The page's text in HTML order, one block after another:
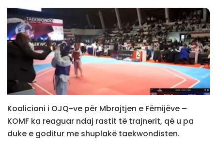
Koalicioni i OJQ-ve për Mbrojtjen e Fëmijëve –
KOMF ka reaguar ndaj rastit të trajnerit, që u pa
duke e goditur me shuplakë taekwondisten.